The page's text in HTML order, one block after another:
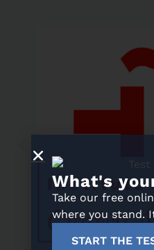
What's
Take our free
where you stand.
START THE